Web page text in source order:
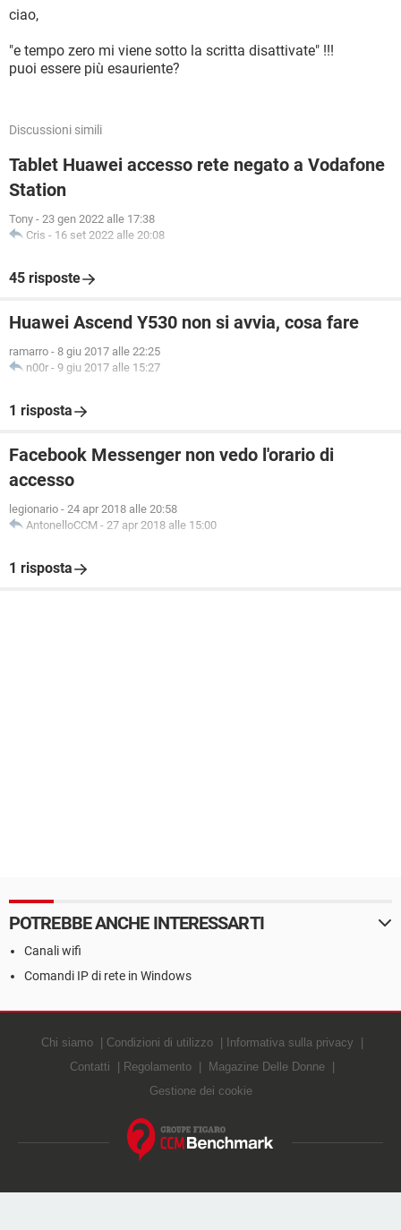
ciao,
"e tempo zero mi viene sotto la scritta disattivate" !!!
puoi essere più esauriente?
Discussioni simili
Tablet Huawei accesso rete negato a Vodafone
Station
Tony - 23 gen 2022 alle 17:38
Cris - 16 set 2022 alle 20:08
45 risposte
Huawei Ascend Y530 non si avvia, cosa fare
ramarro - 8 giu 2017 alle 22:25
n00r - 9 giu 2017 alle 15:27
1 risposta
Facebook Messenger non vedo l'orario di
accesso
legionario - 24 apr 2018 alle 20:58
AntonelloCCM - 27 apr 2018 alle 15:00
1 risposta
POTREBBE ANCHE INTERESSARTI
Canali wifi
Comandi IP di rete in Windows
Chi siamo Condizioni di utilizzo
Informativa sulla privacy
Contatti
Regolamento
Magazine Delle Donne
Gestione dei cookie